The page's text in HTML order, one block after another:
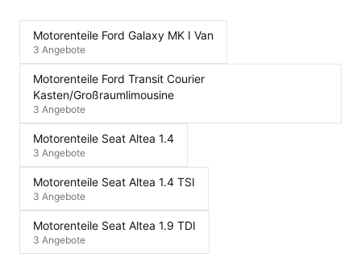
Motorenteile Ford Galaxy MK I Van
3 Angebote
Motorenteile Ford Transit Courier
Kasten/Großraumlimousine
3 Angebote
Motorenteile Seat Altea 1.4
3 Angebote
Motorenteile Seat Altea 1.4 TSI
3 Angebote
Motorenteile Seat Altea 1.9 TDI
3 Angebote